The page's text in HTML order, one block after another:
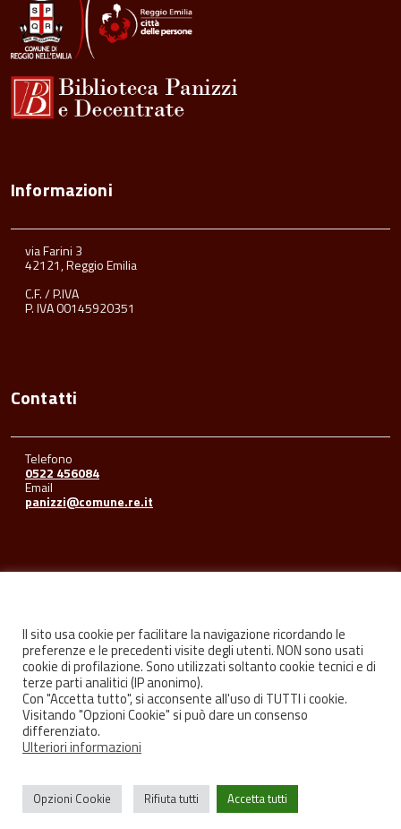
Informazioni
via Farini 3
42121, Reggio Emilia
C.F. / P.IVA
P. IVA 00145920351
Contatti
Telefono
0522 456084
Email
panizzi@comune.re.it
FacebookYoutubeInstagram
Privacy Credits
Il sito usa cookie per facilitare la navigazione ricordando le
preferenze e le precedenti visite degli utenti. NON sono usati
cookie di profilazione. Sono utilizzati soltanto cookie tecnici e di
terze parti analitici (IP anonimo).
Con "Accetta tutto", si acconsente all'uso di TUTTI i cookie.
Visitando "Opzioni Cookie" si può dare un consenso
differenziato.
Ulteriori informazioni
Opzioni Cookie Rifiuta tutti Accetta tutti